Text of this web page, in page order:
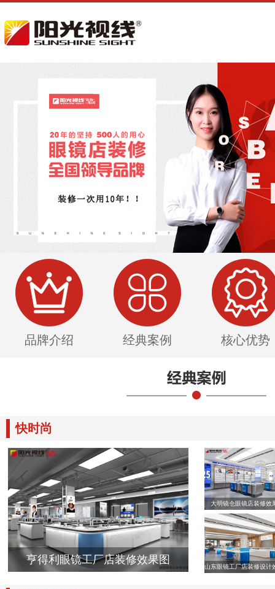
品牌介绍 经典案例 核心优势
快时尚
亨得利眼镜工厂店装修效果图
大明镜仓眼镜店装修效
山东眼镜工厂店装修设计